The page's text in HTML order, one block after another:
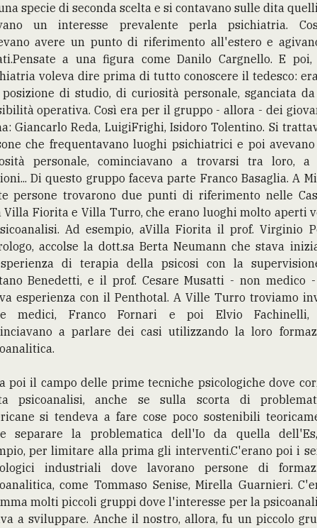
specie di seconda scelta e si contavano sulle dita
un interesse prevalente perla psichiatria.
avere un punto di riferimento all'estero e
a una figura come Danilo Cargnello. E poi,
voleva dire prima di tutto conoscere il tedesco:
di studio, di curiosità personale, sganciata
operativa. Così era per il gruppo - allora - dei
Giancarlo Reda, LuigiFrighi, Isidoro Tolentino. Si
che frequentavano luoghi psichiatrici e poi
personale, cominciavano a trovarsi tra loro, a
Di questo gruppo faceva parte Franco Basaglia. A
persone trovarono due punti di riferimento nelle
Villa Fiorita e Villa Turro, che erano luoghi molto aperti
Ad esempio, aVilla Fiorita il prof. Virginio
accolse la dott.sa Berta Neumann che stava
di terapia della psicosi con la
Benedetti, e il prof. Cesare Musatti - non medico
esperienza con il Penthotal. A Ville Turro troviamo
medici, Franco Fornari e poi Elvio Fachinelli,
a parlare dei casi utilizzando la loro
poi il campo delle prime tecniche psicologiche dove
psicoanalisi, anche se sulla scorta di
si tendeva a fare cose poco sostenibili
separare la problematica dell'Io da quella
per limitare alla prima gli interventi.C'erano poi i
industriali dove lavorano persone di
come Tommaso Senise, Mirella Guarnieri.
molti piccoli gruppi dove l'interesse per la
a sviluppare. Anche il nostro, allora, fu un piccolo